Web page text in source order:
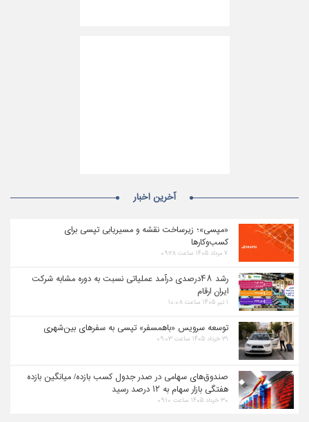
آخرین اخبار
«مپسی»؛ زیرساخت نقشه و مسیریابی تپسی برای
کسب‌وکارها
۷ مرداد ۱۴۰۵ ساعت ۰۹:۲۸
رشد ۴۸درصدی درآمد عملیاتی نسبت به دوره مشابه شرکت
ایران ارقام
۱ تیر ۱۴۰۵ ساعت ۱۰:۰۸
توسعه سرویس «باهمسفر» تپسی به سفرهای بین‌شهری
۳۱ خرداد ۱۴۰۵ ساعت ۰۹:۰۳
صندوق‌های سهامی در صدر جدول کسب بازده/ میانگین بازده
هفتگی بازار سهام به ۱۲ درصد رسید
۳۰ خرداد ۱۴۰۵ ساعت ۰۹:۱۰